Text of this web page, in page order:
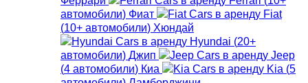
автомобили) Фиат
Fiat
(10+ автомобили) Хюндай
Hyundai (20+
автомобили) Джип
Jeep
(4 автомобили) Киа Kia (5